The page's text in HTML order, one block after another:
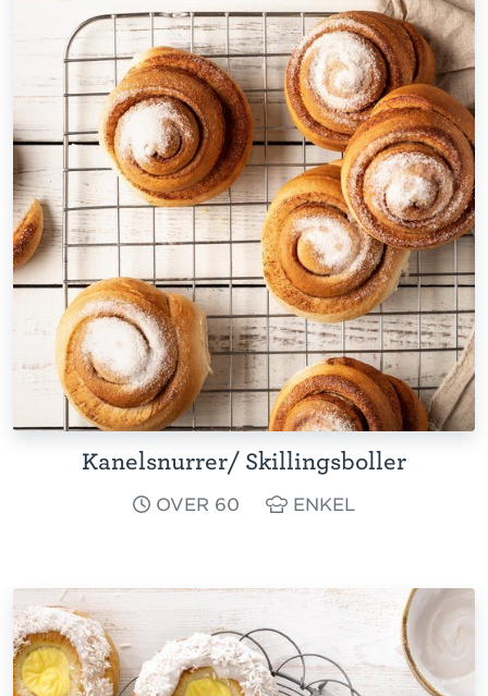
Kanelsnurrer/ Skillingsboller
OVER 60 ENKEL